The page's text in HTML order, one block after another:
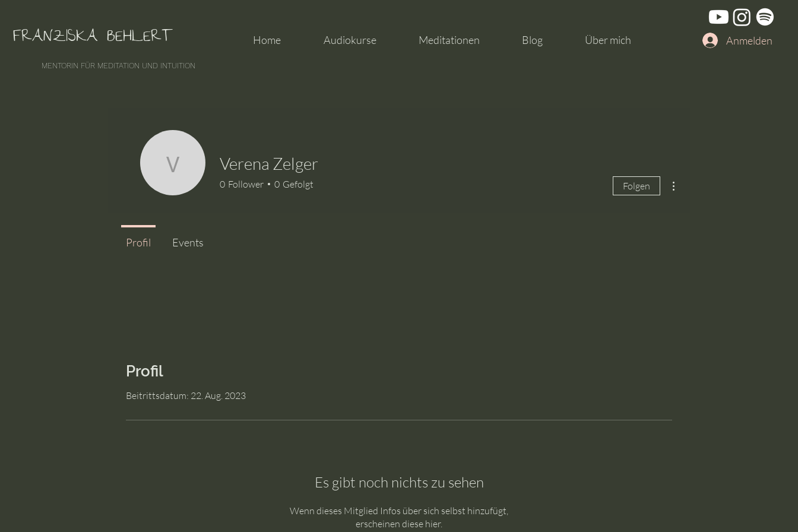
FRANZISKA BEHLERT
MENTORIN FÜR MEDITATION UND INTUITION
Anmelden
Home Audiokurse Meditationen Blog Über mich
Profil
Beitrittsdatum: 22. Aug. 2023
Es gibt noch nichts zu sehen
Wenn dieses Mitglied Infos über sich selbst hinzufügt,
erscheinen diese hier.
Verena Zelger
Verena Zelger
0 Follower 0 Gefolgt Folgen
Profil Events